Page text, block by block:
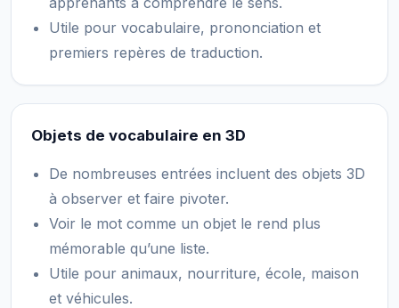
Utile pour vocabulaire, prononciation et
premiers repères de traduction.
Objets de vocabulaire en 3D
De nombreuses entrées incluent des objets 3D
à observer et faire pivoter.
Voir le mot comme un objet le rend plus
mémorable qu’une liste.
Utile pour animaux, nourriture, école, maison
et véhicules.